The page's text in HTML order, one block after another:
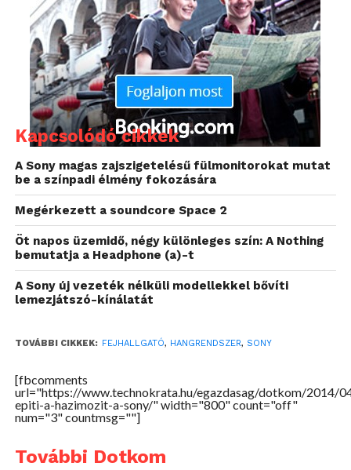
A Sony egyedi Virtualphones technológiája
(VPT)felidézi a több csatornás fejhallgatók
hangvilágát, ezáltal elmerülhetünk az igazi
autentikus és egyedi surround hangzás hatásában.
Az 5.1-es térhatású hangszóró, a 2.0-ás hátsó
térhatásért felelős hangszóró és a szintén 2.0-ás első
hangszórók együttese alkotja meg azt a 9.1-es
páratlan élményt biztosít. A háromdimenziós hatás
érzetét hozza el saját otthonunkba.
A HDMI csatlakozás támogatja a minőségromlás
az 5GHz-es két különböző frekvencia sávon is
Kapcsolódó cikkek
A Sony magas zajszigetelésű fülmonitorokat mutat
be a színpadi élmény fokozására
Megérkezett a soundcore Space 2
Öt napos üzemidő, négy különleges szín: A Nothing
bemutatja a Headphone (a)-t
A Sony új vezeték nélküli modellekkel bővíti
lemezjátszó-kínálatát
TOVÁBBI CIKKEK: FEJHALLGATÓ, HANGRENDSZER, SONY
[fbcomments
url="https://www.technokrata.hu/egazdasag/dotkom/2014/
epiti-a-hazimozit-a-sony/" width="800" count="off"
num="3" countmsg=""]
További Dotkom